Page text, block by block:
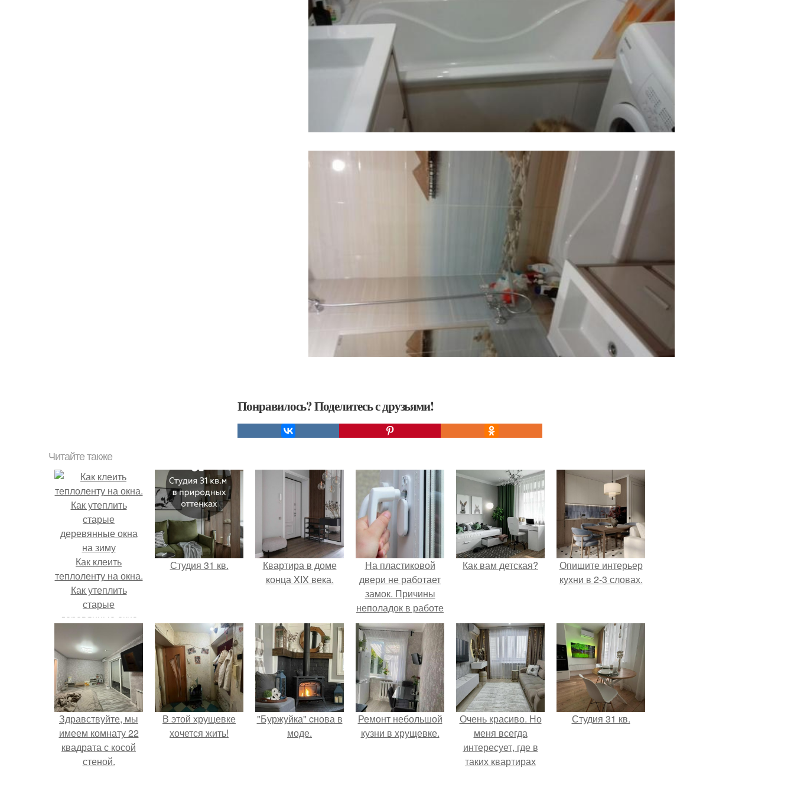
Понравилось? Поделитесь с друзьями!
Читайте также
Как клеить
теплоленту на окна.
Как утеплить
старые
деревянные окна
на зиму
Студия 31 кв.
Квартира в доме
конца XIX века.
На пластиковой
двери не работает
замок. Причины
неполадок в работе
пластиковых
дверей
Как вам детская?
Опишите интерьер
кухни в 2-3 словах.
Здравствуйте, мы
имеем комнату 22
квадрата с косой
стеной.
В этой хрущевке
хочется жить!
"Буржуйка" cнова в
моде.
Ремонт небольшой
кузни в хрущевке.
Очень красиво. Но
меня всегда
интересует, где в
таких квартирах
Студия 31 кв.